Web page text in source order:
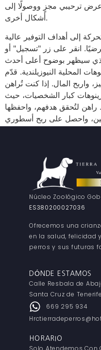
عرض ترحيبي مجزٍ ووصولًا إلى
أشكال أخرى.
إلى أهداف التوفير عالية
انقر على زر "تسجيل" أو
سيظهر بوضوح أعلى أحدث
المحلية النيوزيلندية. قدّم
المال. إذا كنت تُراهن
كبار الشخصيات، حيث
لتُحقق هدفهم، واحفظها
Núcleo Zoológico
ES380200027036
Ofrecemos una
en la salud, felicidad
perros y sus futuras
DÓNDE ESTAMOS
Calle Resbala de
Santa Cruz de Tenerife
669 295 934
HORARIO